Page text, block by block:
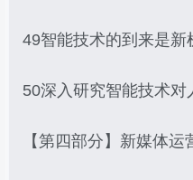
49智能技术的到来是新
50深入研究智能技术对
【第四部分】新媒体运